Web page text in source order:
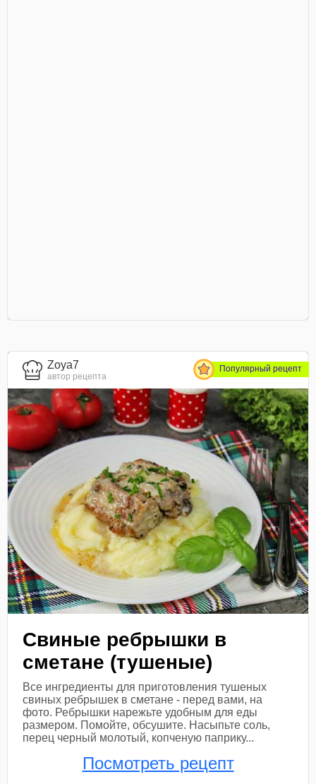
Zoya7
автор рецепта
Популярный рецепт
Свиные ребрышки в
сметане (тушеные)
Все ингредиенты для приготовления тушеных
свиных ребрышек в сметане - перед вами, на
фото. Ребрышки нарежьте удобным для еды
размером. Помойте, обсушите. Насыпьте соль,
перец черный молотый, копченую паприку...
Посмотреть рецепт